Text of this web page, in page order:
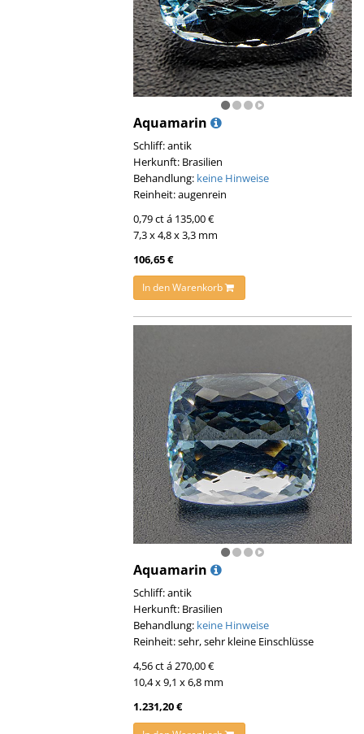
Aquamarin
Schliff: antik
Herkunft: Brasilien
Behandlung: keine Hinweise
Reinheit: augenrein
0,79 ct á 135,00 €
7,3 x 4,8 x 3,3 mm
106,65 €
In den Warenkorb
Aquamarin
Schliff: antik
Herkunft: Brasilien
Behandlung: keine Hinweise
Reinheit: sehr, sehr kleine Einschlüsse
4,56 ct á 270,00 €
10,4 x 9,1 x 6,8 mm
1.231,20 €